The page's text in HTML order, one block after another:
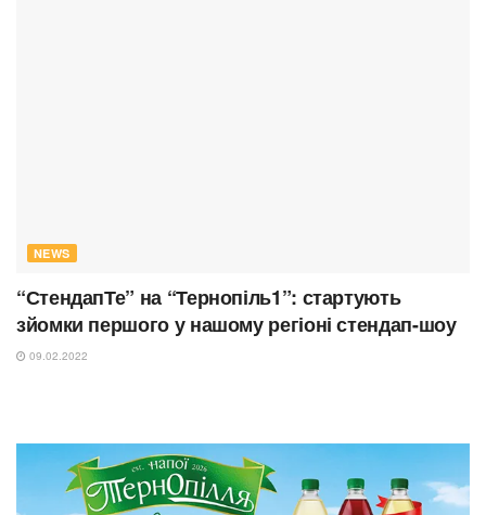
NEWS
“СтендапТе” на “Тернопіль1”: стартують
зйомки першого у нашому регіоні стендап-шоу
09.02.2022